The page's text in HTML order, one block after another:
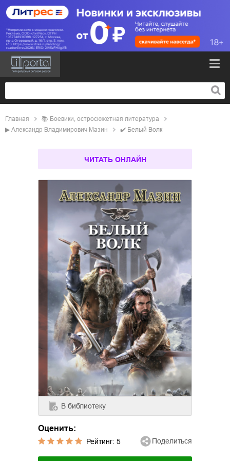
Главная 📚
боевики, остросюжетная литература
▶ Александр Владимирович Мазин ✔️ Белый Волк
ЧИТАТЬ ОНЛАЙН
В библиотеку
Оценить:
Рейтинг: 5 Поделиться